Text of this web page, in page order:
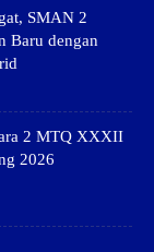
SMAN 2
Baru dengan
2 MTQ XXXII
2026